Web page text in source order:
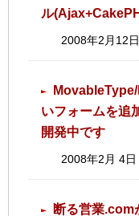
ル
2008年2月12日
いフォームを追
開発中です
2008年2月 4日
断る営業.com